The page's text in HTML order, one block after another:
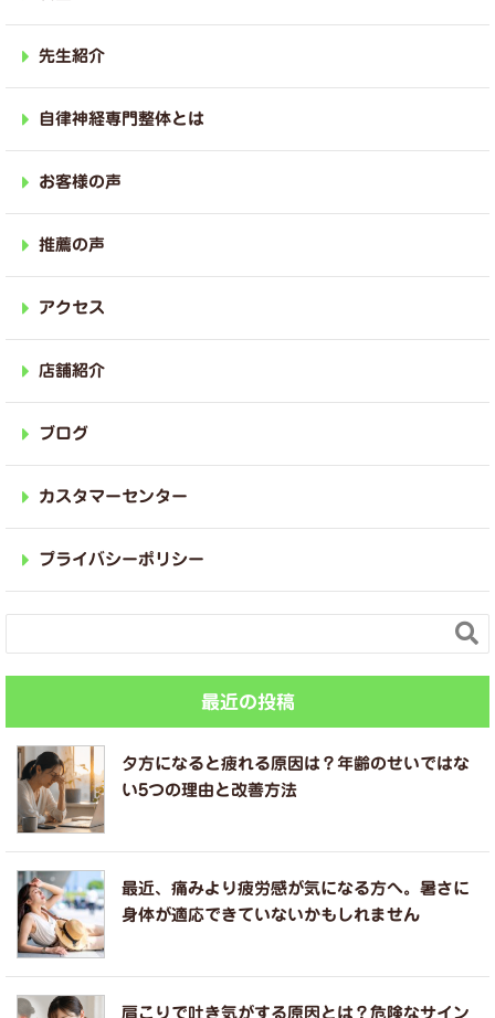
先生紹介
自律神経専門整体とは
お客様の声
推薦の声
アクセス
店舗紹介
ブログ
カスタマーセンター
プライバシーポリシー

最近の投稿
夕方になると疲れる原因は？年齢のせいではな
い5つの理由と改善方法
最近、痛みより疲労感が気になる方へ。暑さに
身体が適応できていないかもしれません
肩こりで吐き気がする原因とは？危険なサイン